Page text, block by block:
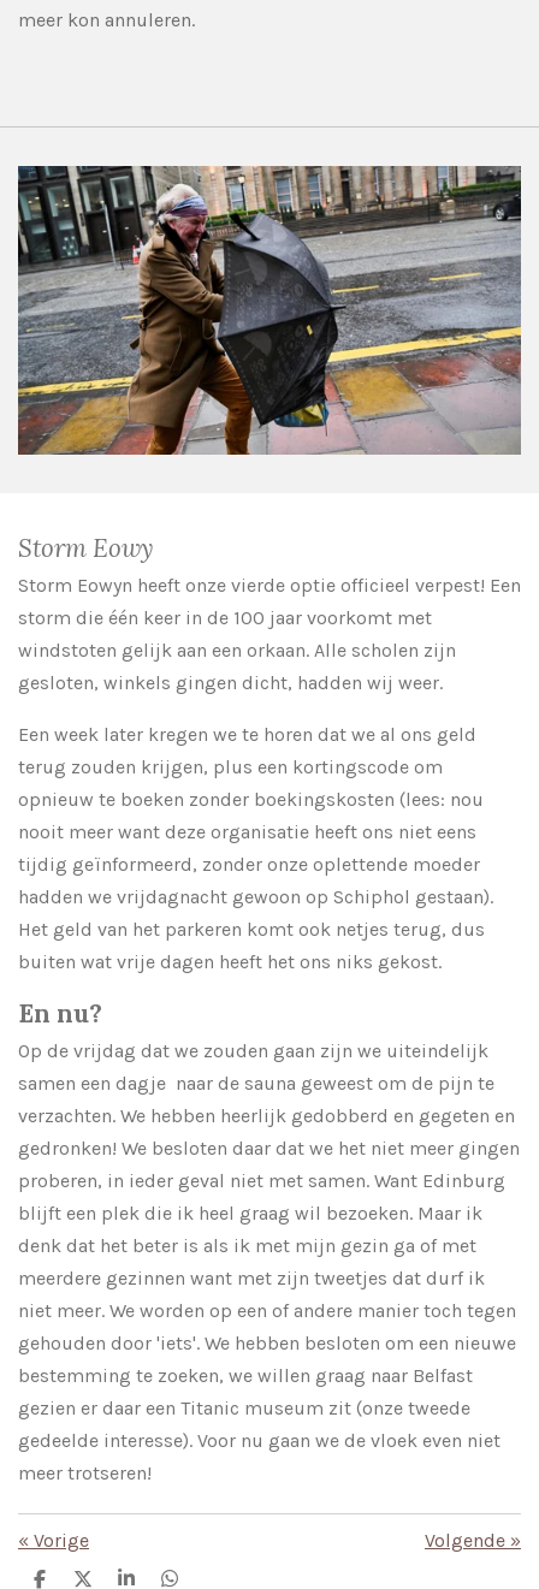
meer kon annuleren.
Storm Eowy
Storm Eowyn heeft onze vierde optie officieel verpest! Een
storm die één keer in de 100 jaar voorkomt met
windstoten gelijk aan een orkaan. Alle scholen zijn
gesloten, winkels gingen dicht, hadden wij weer.
Een week later kregen we te horen dat we al ons geld
terug zouden krijgen, plus een kortingscode om
opnieuw te boeken zonder boekingskosten (lees: nou
nooit meer want deze organisatie heeft ons niet eens
tijdig geïnformeerd, zonder onze oplettende moeder
hadden we vrijdagnacht gewoon op Schiphol gestaan).
Het geld van het parkeren komt ook netjes terug, dus
buiten wat vrije dagen heeft het ons niks gekost.
En nu?
Op de vrijdag dat we zouden gaan zijn we uiteindelijk
samen een dagje naar de sauna geweest om de pijn te
verzachten. We hebben heerlijk gedobberd en gegeten en
gedronken! We besloten daar dat we het niet meer gingen
proberen, in ieder geval niet met samen. Want Edinburg
blijft een plek die ik heel graag wil bezoeken. Maar ik
denk dat het beter is als ik met mijn gezin ga of met
meerdere gezinnen want met zijn tweetjes dat durf ik
niet meer. We worden op een of andere manier toch tegen
gehouden door 'iets'. We hebben besloten om een nieuwe
bestemming te zoeken, we willen graag naar Belfast
gezien er daar een Titanic museum zit (onze tweede
gedeelde interesse). Voor nu gaan we de vloek even niet
meer trotseren!
« Vorige Volgende »